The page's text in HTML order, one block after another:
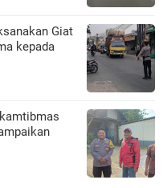
Giat
kepada